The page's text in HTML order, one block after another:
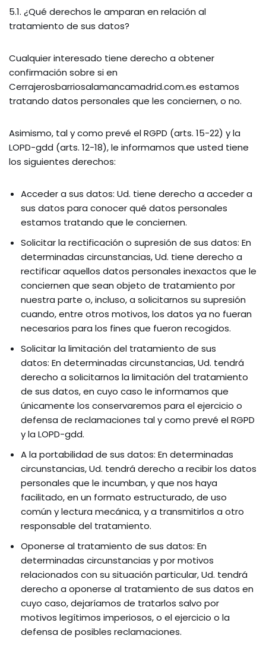
5.1. ¿Qué derechos le amparan en relación al
tratamiento de sus datos?
Cualquier interesado tiene derecho a obtener
confirmación sobre si en
Cerrajerosbarriosalamancamadrid.com.es estamos
tratando datos personales que les conciernen, o no.
Asimismo, tal y como prevé el RGPD (arts. 15-22) y la
LOPD-gdd (arts. 12-18), le informamos que usted tiene
los siguientes derechos:
Acceder a sus datos: Ud. tiene derecho a acceder a
sus datos para conocer qué datos personales
estamos tratando que le conciernen.
Solicitar la rectificación o supresión de sus datos: En
determinadas circunstancias, Ud. tiene derecho a
rectificar aquellos datos personales inexactos que le
conciernen que sean objeto de tratamiento por
nuestra parte o, incluso, a solicitarnos su supresión
cuando, entre otros motivos, los datos ya no fueran
necesarios para los fines que fueron recogidos.
Solicitar la limitación del tratamiento de sus
datos: En determinadas circunstancias, Ud. tendrá
derecho a solicitarnos la limitación del tratamiento
de sus datos, en cuyo caso le informamos que
únicamente los conservaremos para el ejercicio o
defensa de reclamaciones tal y como prevé el RGPD
y la LOPD-gdd.
A la portabilidad de sus datos: En determinadas
circunstancias, Ud. tendrá derecho a recibir los datos
personales que le incumban, y que nos haya
facilitado, en un formato estructurado, de uso
común y lectura mecánica, y a transmitirlos a otro
responsable del tratamiento.
Oponerse al tratamiento de sus datos: En
determinadas circunstancias y por motivos
relacionados con su situación particular, Ud. tendrá
derecho a oponerse al tratamiento de sus datos en
cuyo caso, dejaríamos de tratarlos salvo por
motivos legítimos imperiosos, o el ejercicio o la
defensa de posibles reclamaciones.